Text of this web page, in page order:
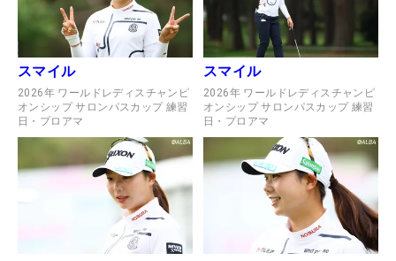
スマイル
2026年 ワールドレディスチャンピ
オンシップ サロンパスカップ 練習
日・プロアマ
スマイル
2026年 ワールドレディスチャンピ
オンシップ サロンパスカップ 練習
日・プロアマ